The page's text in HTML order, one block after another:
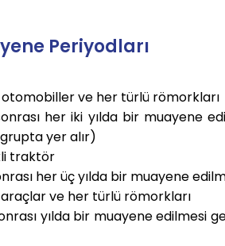
Periyodları
otomobiller ve her türlü römorkları
her iki yılda bir muayene
yer alır)
traktör
her üç yılda bir muayene
ve her türlü römorkları
yılda bir muayene